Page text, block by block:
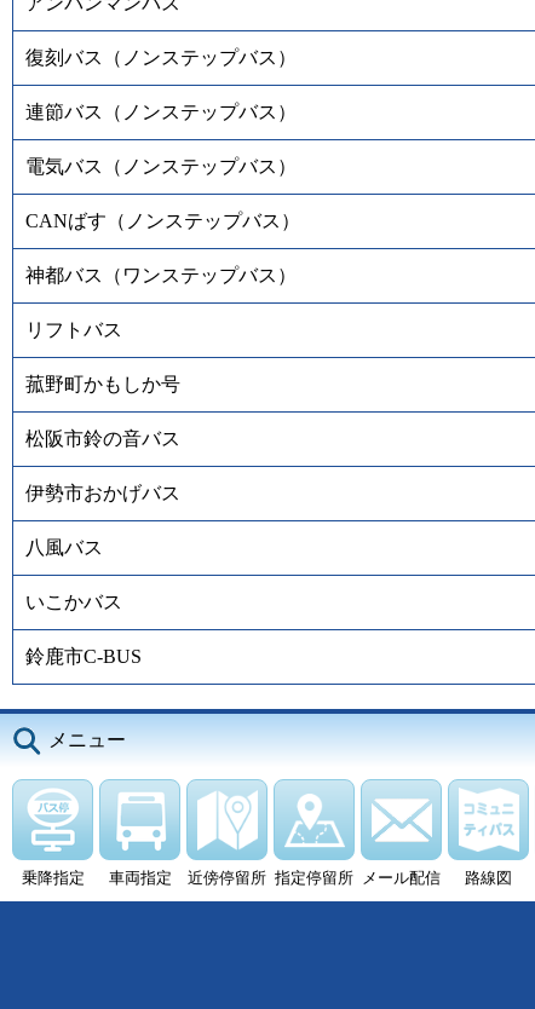
復刻バス（ノンステップバス）
連節バス（ノンステップバス）
電気バス（ノンステップバス）
CANばす（ノンステップバス）
神都バス（ワンステップバス）
リフトバス
菰野町かもしか号
松阪市鈴の音バス
伊勢市おかげバス
八風バス
いこかバス
鈴鹿市C-BUS
メニュー
乗降指定 車両指定 近傍停留所 指定停留所 メール配信 路線図